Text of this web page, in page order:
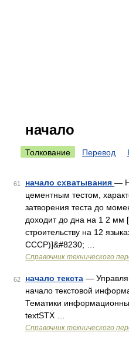
начало
Толкование Перевод
61 начало схватывания —
цементным тестом,
затворения теста до
доходит до дна на 1 2 мм
строительству на 12
СССР)]&#8230; …
Справочник технического
62 начало текста —
начало текстовой
Тематики
textSTX …
Справочник технического